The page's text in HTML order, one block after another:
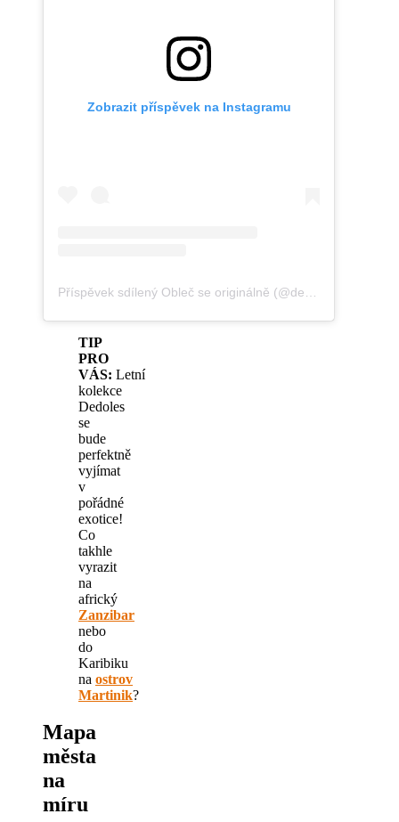
Zobrazit příspěvek na Instagramu
TIP
PRO
VÁS: Letní
kolekce
Dedoles
se
bude
perfektně
vyjímat
v
pořádné
exotice!
Co
takhle
vyrazit
na
africký
Zanzibar
nebo
do
Karibiku
na ostrov
Martinik?
Mapa
města
na
míru